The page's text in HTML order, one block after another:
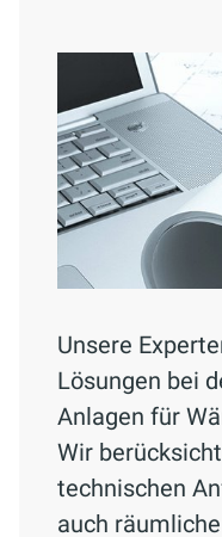
Unsere
Lösungen bei
Anlagen für
Wir
technischen
auch